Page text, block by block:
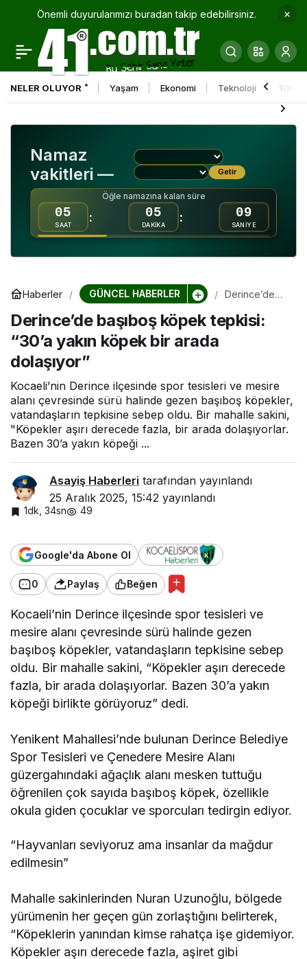
Önemli duyurularımızı buradan takip edebilirsiniz.
NELER OLUYOR Yaşam Ekonomi Teknoloji
Namaz
vakitleri —
Getir
Öğle namazına kalan süre
05
SAAT
: 05
DAKİKA
: 08
SANİYE
Haberler GÜNCEL HABERLER
Derince’de
köpek tepkisi:
“30’a yakın
Derince’de başıboş köpek tepkisi:
“30’a yakın köpek bir arada
dolaşıyor”
Kocaeli’nin Derince ilçesinde spor tesisleri ve mesire
alanı çevresinde sürü halinde gezen başıboş köpekler,
vatandaşların tepkisine sebep oldu. Bir mahalle sakini,
"Köpekler aşırı derecede fazla, bir arada dolaşıyorlar.
Bazen 30’a yakın köpeği ...
Asayiş Haberleri tarafından yayınlandı
25 Aralık 2025, 15:42 yayınlandı
1dk, 34sn 49
Google'da Abone Ol
0 Paylaş Beğen
Kocaeli’nin Derince ilçesinde spor tesisleri ve
mesire alanı çevresinde sürü halinde gezen
başıboş köpekler, vatandaşların tepkisine sebep
oldu. Bir mahalle sakini, “Köpekler aşırı derecede
fazla, bir arada dolaşıyorlar. Bazen 30’a yakın
köpeği birlikte görüyoruz” dedi.
Yenikent Mahallesi’nde bulunan Derince Belediye
Spor Tesisleri ve Çenedere Mesire Alanı
güzergahındaki ağaçlık alanı mesken tuttuğu
öğrenilen çok sayıda başıboş köpek, özellikle
okula giden çocuklar ve sporcuları tedirgin ediyor.
“Hayvanları seviyoruz ama insanlar da mağdur
edilmesin”
Mahalle sakinlerinden Nuran Uzunoğlu, bölgede
yürümenin her geçen gün zorlaştığını belirterek,
“Köpeklerin yanından kimse rahatça işe gidemiyor.
Köpekler aşırı derecede fazla, aşiret gibi
Çayırova’daki
kütüphanelere 2025
yılında 91 bin ziyaretçi
0 Paylaş